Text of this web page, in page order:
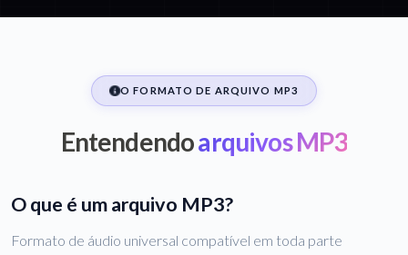
O FORMATO DE ARQUIVO MP3
Entendendoarquivos MP3
O que é um arquivo MP3?
Formato de áudio universal compatível em toda parte